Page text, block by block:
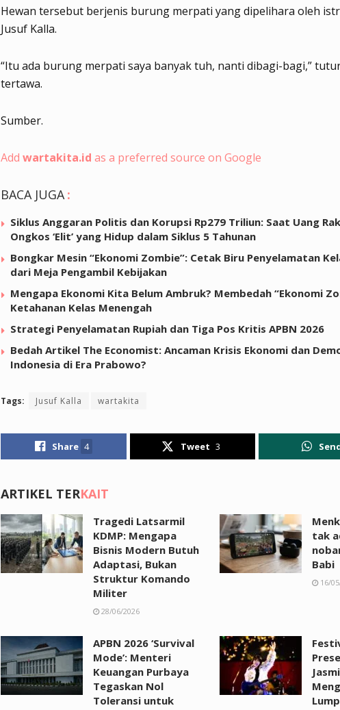
Hewan tersebut berjenis burung merpati yang dipelihara oleh
Jusuf Kalla.
“Itu ada burung merpati saya banyak tuh, nanti dibagi-bagi,”
tertawa.
Sumber.
Add wartakita.id as a preferred source on Google
BACA JUGA :
Siklus Anggaran Politis dan Korupsi Rp279 Triliun: Saat Uang
Ongkos ‘Elit’ yang Hidup dalam Siklus 5 Tahunan
Bongkar Mesin “Ekonomi Zombie”: Cetak Biru Penyelamatan
dari Meja Pengambil Kebijakan
Mengapa Ekonomi Kita Belum Ambruk? Membedah “Ekonomi
Ketahanan Kelas Menengah
Strategi Penyelamatan Rupiah dan Tiga Pos Kritis APBN 2026
Bedah Artikel The Economist: Ancaman Krisis Ekonomi dan
Indonesia di Era Prabowo?
Tags: Jusuf Kalla wartakita
Share 4 Tweet 3
ARTIKEL TERKAIT
Tragedi Latsarmil
KDMP: Mengapa
Bisnis Modern Butuh
Adaptasi, Bukan
Struktur Komando
Militer
28/06/2026
tak
Babi
16/
APBN 2026 ‘Survival
Mode’: Menteri
Keuangan Purbaya
Tegaskan Nol
Toleransi untuk